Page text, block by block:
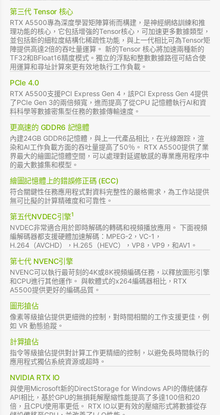
第三代 Tensor 核心
RTX A5500專為深度學習矩陣算術而構建，是神經網絡訓練和推
理功能的核心，它包括增強的Tensor核心，可加速更多數據類型，
並包括新的細粒度結構化稀疏性功能，與上一代相比可為Tensor矩
陣提供高達2倍的吞吐量運算。 新的Tensor 核心將加速兩種新的
TF32和BFloat16精度模式。獨立的浮點和整數數據路徑可結合使
用運算和尋址計算來更有效地執行工作負載。
PCIe 4.0
RTX A5500支援PCI Express Gen 4，該PCI Express Gen 4提供
了PCIe Gen 3的兩倍頻寬，進而提高了從CPU 記憶體執行AI和資
料科學等數據密集型任務的數據傳輸速度。
更高速的 GDDR6 記憶體
內建24GB GDDR6記憶體，與上一代產品相比，在光線跟踪，渲
染和AI工作負載方面的吞吐量提高了50％。 RTX A5500提供了業
界最大的繪圖記憶體空間，可以處理對延遲敏感的專業應用程序中
的最大數據集和模型。
繪圖記憶體上的錯誤修正碼 (ECC)
符合關鍵性任務應用程式對資料完整性的嚴格需求，為工作站提供
無可比擬的計算精確度和可靠性。
第五代NVDEC引擎1
NVDEC非常適合用於即時解碼的轉碼和視頻播放應用。 下面視頻
編解碼器都支援硬體加速解碼：MPEG-2，VC-1，
H.264（AVCHD），H.265（HEVC），VP8，VP9，和AV1。
第七代 NVENC引擎
NVENC可以執行最苛刻的4K或8K視頻編碼任務，以釋放圖形引擎
和CPU進行其他運作。 與軟體式的x264編碼器相比，RTX
A5500提供更好的編碼品質。
圖形搶佔
像素等級搶佔提供更細微的控制，對時間相關的工作支援更佳，例
如 VR 動態追蹤。
計算搶佔
指令等級搶佔提供對計算工作更精細的控制，以避免長時間執行的
應用程式獨佔系統資源或超時。
NVIDIA RTX IO
與使用Microsoft新的DirectStorage for Windows API的傳統儲存
API相比，基於GPU的無損耗解壓縮性能提高了多達100倍和20
倍，且CPU使用率更低。 RTX IO以更有效的壓縮形式將數據從存